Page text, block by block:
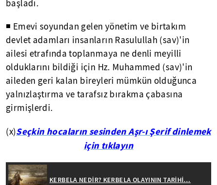
başladı.
◾ Emevi soyundan gelen yönetim ve birtakım
devlet adamları insanların Rasulullah (sav)'in
ailesi etrafında toplanmaya ne denli meyilli
olduklarını bildiği için Hz. Muhammed (sav)'in
aileden geri kalan bireyleri mümkün olduğunca
yalnızlaştırma ve tarafsız bırakma çabasına
girmişlerdi.
(x)Seçkin hocaların sesinden Aşr-ı Şerif dinlemek
için tıklayın
KERBELA NEDİR? KERBELA OLAYININ TARİHİ…